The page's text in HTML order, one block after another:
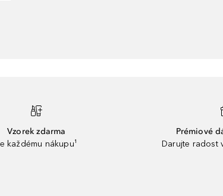
Vzorek zdarma
každému nákupu¹
Prémiové
Darujte radost